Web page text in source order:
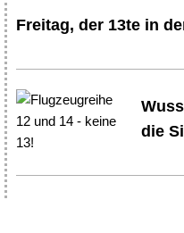
Freitag, der 13te in
die